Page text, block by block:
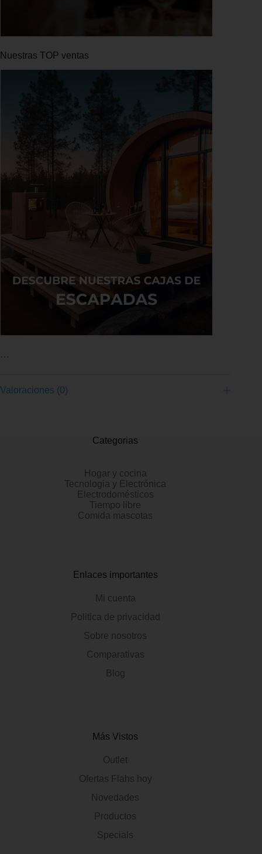
Nuestras TOP ventas
…
Valoraciones (0)
Categorias
Hogar y cocina
Tecnologia y Electrónica
Electrodomésticos
Tiempo libre
Comida mascotas
Enlaces importantes
Mi cuenta
Politica de privacidad
Sobre nosotros
Comparativas
Blog
Más Vistos
Outlet
Ofertas Flahs hoy
Novedades
Productos
Specials